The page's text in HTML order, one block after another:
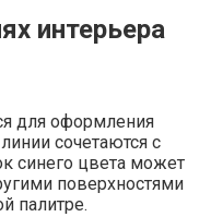
интерьера
для оформления
сочетаются с
синего цвета может
поверхностями
палитре.